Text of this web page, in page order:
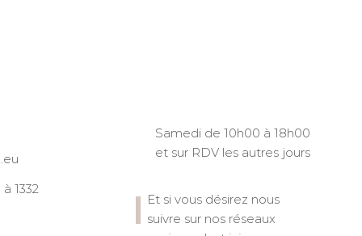
1332
Samedi de 10h00 à 18h00
et sur RDV les autres jours
Et si vous désirez nous
suivre sur nos réseaux